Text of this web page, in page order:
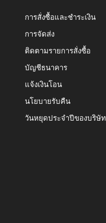
การสั่งซื้อและชำระเงิน
การจัดส่ง
ติดตามรายการสั่งซื้อ
บัญชีธนาคาร
แจ้งเงินโอน
นโยบายรับคืน
วันหยุดประจำปีของบริษัท